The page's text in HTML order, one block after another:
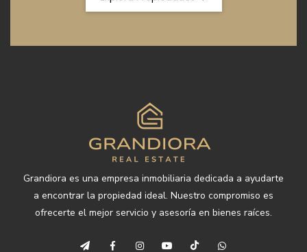
Grandiora es una empresa inmobiliaria dedicada a ayudarte
a encontrar la propiedad ideal. Nuestro compromiso es
ofrecerte el mejor servicio y asesoría en bienes raíces.